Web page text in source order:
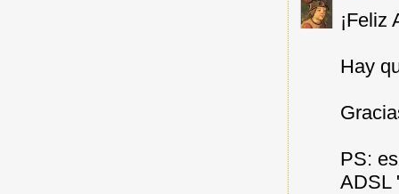
¡Feliz
Hay
PS:
ADSL